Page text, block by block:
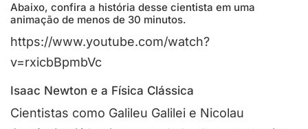
Abaixo, confira a história desse cientista em uma
animação de menos de 30 minutos.
https://www.youtube.com/watch?
v=rxicbBpmbVc
Isaac Newton e a Física Clássica
Cientistas como Galileu Galilei e Nicolau